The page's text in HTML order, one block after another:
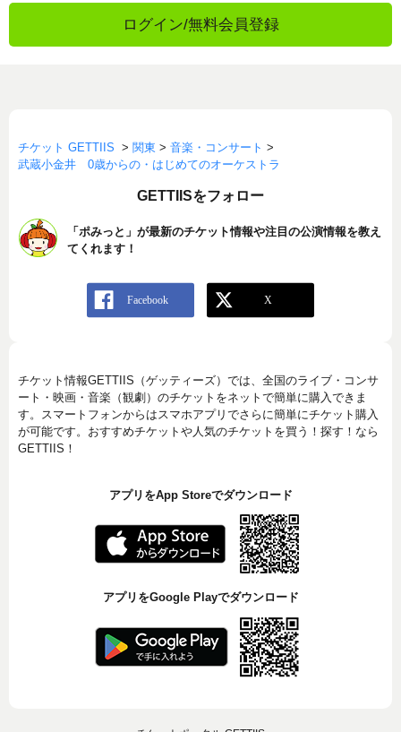
ログイン/無料会員登録
チケット GETTIIS > 関東 > 音楽・コンサート >
武蔵小金井 0歳からの・はじめてのオーケストラ
GETTIISをフォロー
「ポみっと」が最新のチケット情報や注目の公演情報を教え
てくれます！
チケット情報GETTIIS（ゲッティーズ）では、全国のライブ・コンサ
ート・映画・音楽（観劇）のチケットをネットで簡単に購入できま
す。スマートフォンからはスマホアプリでさらに簡単にチケット購入
が可能です。おすすめチケットや人気のチケットを買う！探す！なら
GETTIIS！
アプリをApp Storeでダウンロード
アプリをGoogle Playでダウンロード